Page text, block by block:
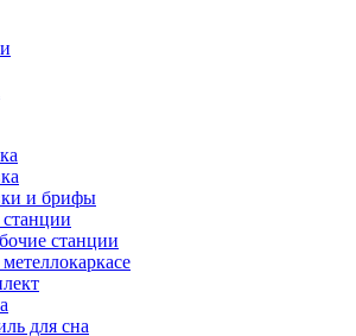
и брифы
станции